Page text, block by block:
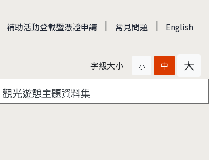
補助活動登載暨憑證申請 | 常見問題 | English
字級大小 小 中 大
觀光遊憩主題資料集